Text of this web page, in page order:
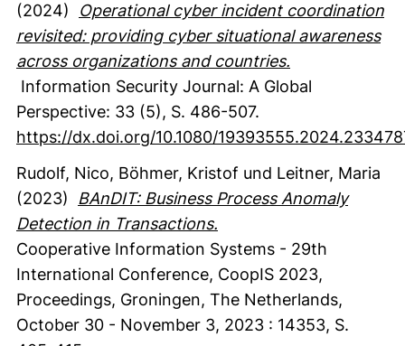
(2024)
Operational cyber incident coordination
revisited: providing cyber situational awareness
across organizations and countries.
Information Security Journal: A Global
Perspective: 33 (5), S. 486-507.
https://dx.doi.org/10.1080/
Rudolf, Nico, Böhmer, Kristof und Leitner, Maria
(2023)
BAnDIT: Business Process Anomaly
Detection in Transactions.
Cooperative Information Systems - 29th
International Conference, CoopIS 2023,
Proceedings, Groningen, The Netherlands,
October 30 - November 3, 2023 : 14353, S.